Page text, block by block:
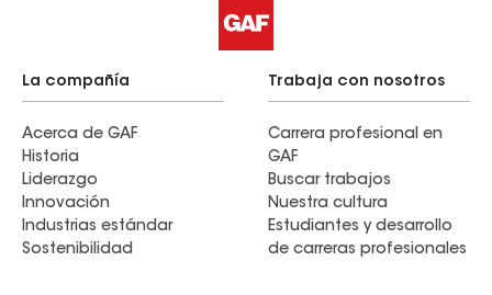
La compañía
Acerca de GAF
Historia
Liderazgo
Innovación
Industrias estándar
Sostenibilidad
Trabaja con nosotros
Carrera profesional en
GAF
Buscar trabajos
Nuestra cultura
Estudiantes y desarrollo
de carreras profesionales